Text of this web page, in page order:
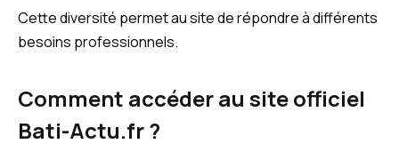
Cette diversité permet au site de répondre à différents
besoins professionnels.
Comment accéder au site officiel
Bati-Actu.fr ?